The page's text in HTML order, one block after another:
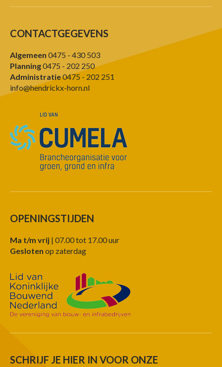
CONTACTGEGEVENS
Algemeen 0475 - 430 503
Planning0475 - 202 250
Administratie0475 - 202 251
info@hendrickx-horn.nl
OPENINGSTIJDEN
Ma t/m vrij | 07.00 tot 17.00 uur
Gesloten op zaterdag
SCHRIJF JE HIER IN VOOR ONZE